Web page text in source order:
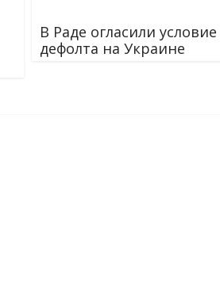
В Раде огласили условие
дефолта на Украине